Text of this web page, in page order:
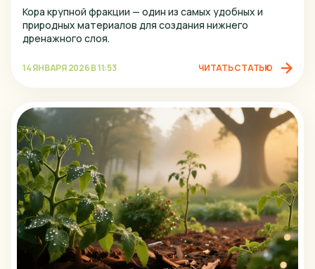
Кора крупной фракции — один из самых удобных и
природных материалов для создания нижнего
дренажного слоя.
14 ЯНВАРЯ 2026 В 11:53 ЧИТАТЬ СТАТЬЮ